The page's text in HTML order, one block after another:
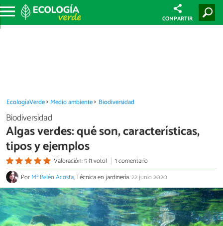
COMPARTIR
EcologíaVerde Medio ambiente Biodiversidad
Biodiversidad
Algas verdes: qué son, características,
tipos y ejemplos
Valoración: 5 (1 voto)
1 comentario
PorMª Belén Acosta, Técnica en jardinería.22 junio 2020